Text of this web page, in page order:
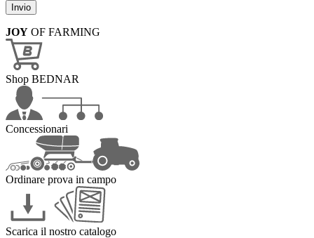
JOY OF FARMING
Shop BEDNAR
Concessionari
Ordinare prova in campo
Scarica il nostro catalogo